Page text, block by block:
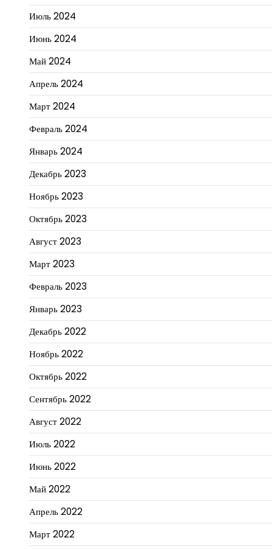
Июль 2024
Июнь 2024
Май 2024
Апрель 2024
Март 2024
Февраль 2024
Январь 2024
Декабрь 2023
Ноябрь 2023
Октябрь 2023
Август 2023
Март 2023
Февраль 2023
Январь 2023
Декабрь 2022
Ноябрь 2022
Октябрь 2022
Сентябрь 2022
Август 2022
Июль 2022
Июнь 2022
Май 2022
Апрель 2022
Март 2022